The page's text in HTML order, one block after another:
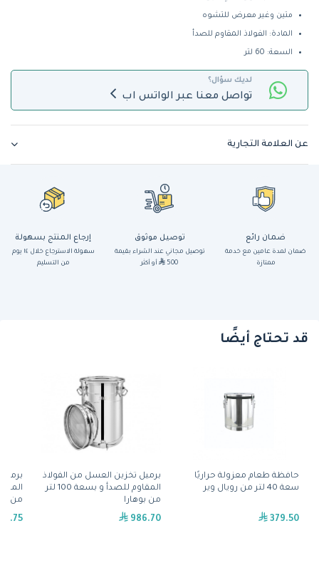
متين وغير معرض للتشوه
المادة: الفولاذ المقاوم للصدأ
السعة: 60 لتر
لديك سؤال؟
تواصل معنا عبر الواتس اب
عن العلامة التجارية
ضمان رائع
ضمان لمدة عامين مع خدمة
ممتازة
توصيل موثوق
توصيل مجاني عند الشراء بقيمة
500
أو أكثر
إرجاع المنتج بسهولة
سهولة الاسترجاع خلال ١٤ يوم
من التسليم
قد تحتاج أيضًا
حافظة طعام معزولة حراريًا
سعة 40 لتر من رويال وير
379.50
برميل تخزين العسل من الفولاذ
المقاوم للصدأ و بسعة 100 لتر
من بوهارا
986.70
من